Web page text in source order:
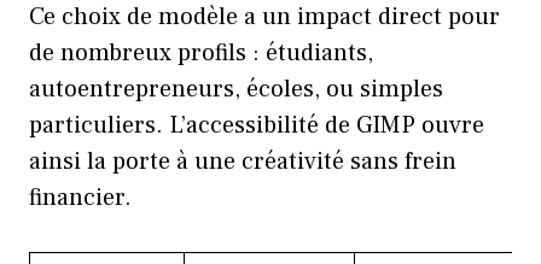
Ce choix de modèle a un impact direct pour
de nombreux profils : étudiants,
autoentrepreneurs, écoles, ou simples
particuliers. L’accessibilité de GIMP ouvre
ainsi la porte à une créativité sans frein
financier.